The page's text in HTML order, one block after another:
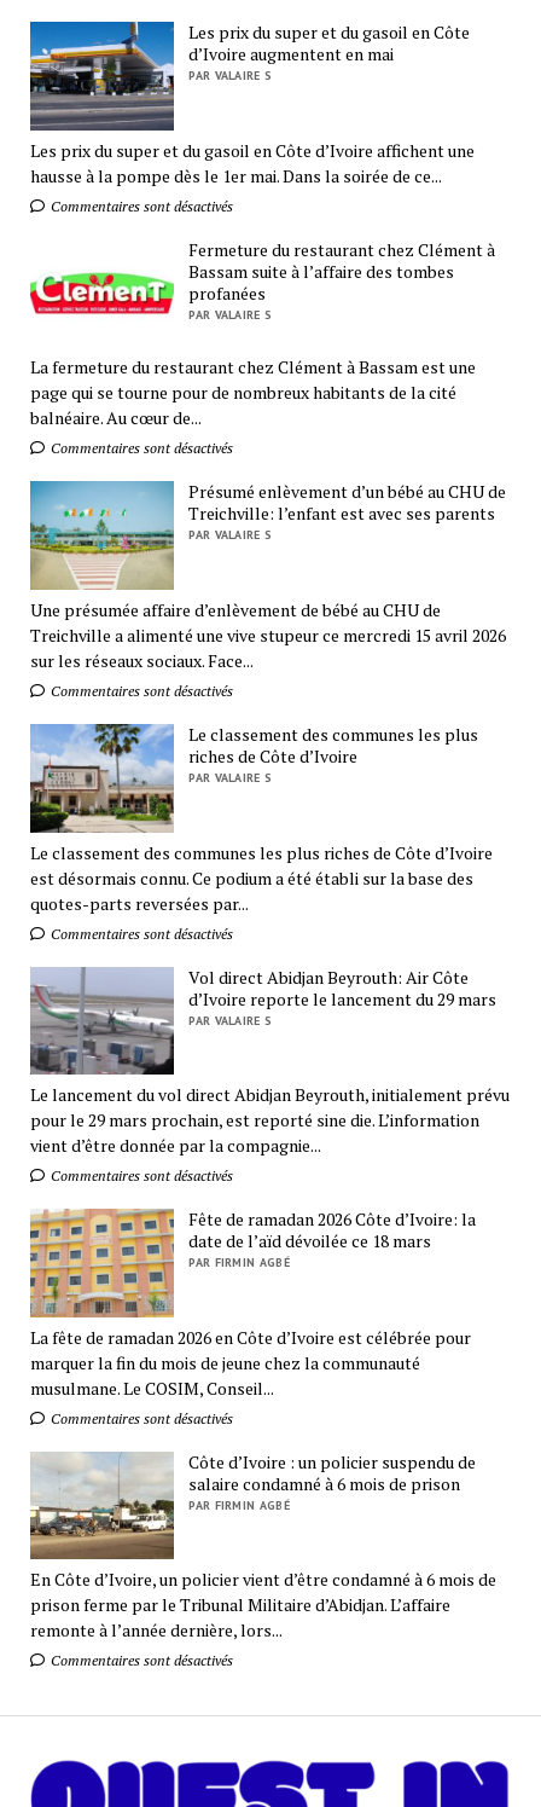
Les prix du super et du gasoil en Côte
d’Ivoire augmentent en mai
PAR VALAIRE S
Les prix du super et du gasoil en Côte d’Ivoire affichent une
hausse à la pompe dès le 1er mai. Dans la soirée de ce...
Commentaires sont désactivés
Fermeture du restaurant chez Clément à
Bassam suite à l’affaire des tombes
profanées
PAR VALAIRE S
La fermeture du restaurant chez Clément à Bassam est une
page qui se tourne pour de nombreux habitants de la cité
balnéaire. Au cœur de...
Commentaires sont désactivés
Présumé enlèvement d’un bébé au CHU de
Treichville: l’enfant est avec ses parents
PAR VALAIRE S
Une présumée affaire d’enlèvement de bébé au CHU de
Treichville a alimenté une vive stupeur ce mercredi 15 avril 2026
sur les réseaux sociaux. Face...
Commentaires sont désactivés
Le classement des communes les plus
riches de Côte d’Ivoire
PAR VALAIRE S
Le classement des communes les plus riches de Côte d’Ivoire
est désormais connu. Ce podium a été établi sur la base des
quotes-parts reversées par...
Commentaires sont désactivés
Vol direct Abidjan Beyrouth: Air Côte
d’Ivoire reporte le lancement du 29 mars
PAR VALAIRE S
Le lancement du vol direct Abidjan Beyrouth, initialement prévu
pour le 29 mars prochain, est reporté sine die. L’information
vient d’être donnée par la compagnie...
Commentaires sont désactivés
Fête de ramadan 2026 Côte d’Ivoire: la
date de l’aïd dévoilée ce 18 mars
PAR FIRMIN AGBÉ
La fête de ramadan 2026 en Côte d’Ivoire est célébrée pour
marquer la fin du mois de jeune chez la communauté
musulmane. Le COSIM, Conseil...
Commentaires sont désactivés
Côte d’Ivoire : un policier suspendu de
salaire condamné à 6 mois de prison
PAR FIRMIN AGBÉ
En Côte d’Ivoire, un policier vient d’être condamné à 6 mois de
prison ferme par le Tribunal Militaire d’Abidjan. L’affaire
remonte à l’année dernière, lors...
Commentaires sont désactivés